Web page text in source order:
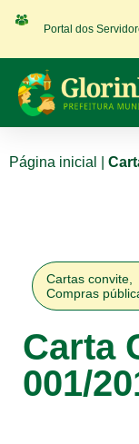
Portal dos
Página inicial
Cartas convite
Compras
Carta
001/